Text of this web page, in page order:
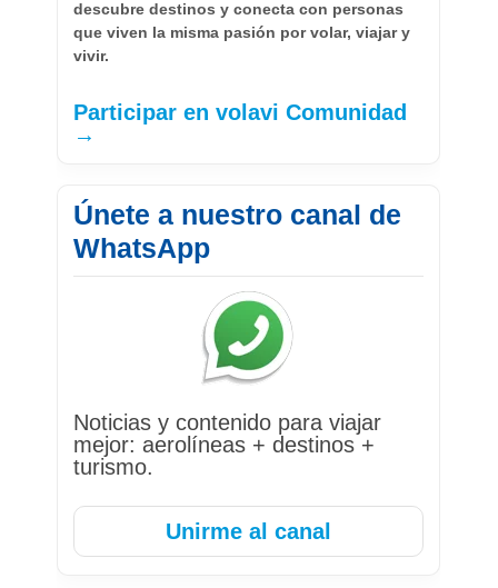
descubre destinos y conecta con personas
que viven la misma pasión por volar, viajar y
vivir.
Participar en volavi Comunidad
→
Únete a nuestro canal de
WhatsApp
Noticias y contenido para viajar
mejor: aerolíneas + destinos +
turismo.
Unirme al canal